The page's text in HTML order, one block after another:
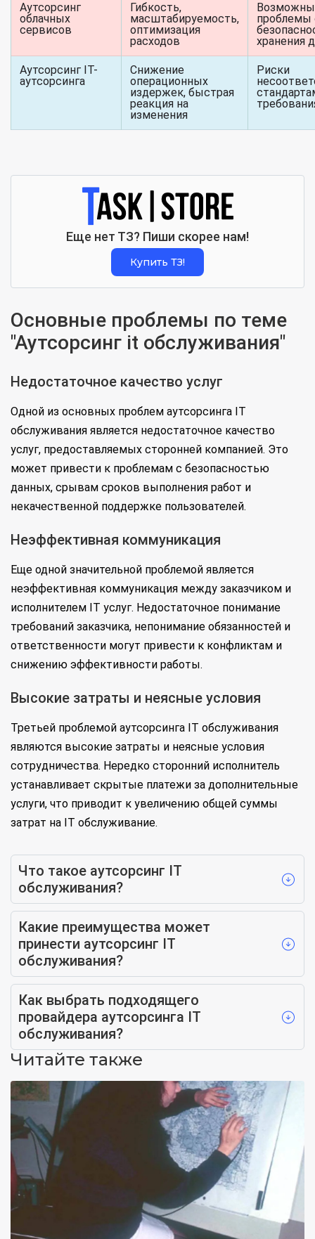
Аутсорсинг
облачных
сервисов
Гибкость,
масштабируемость,
оптимизация
расходов
проблемы
хранения
Аутсорсинг IT-
аутсорсинга
Снижение
операционных
издержек, быстрая
реакция на
изменения
Риски
Еще нет ТЗ? Пиши скорее нам!
Купить ТЗ!
Основные проблемы по теме
"Аутсорсинг it обслуживания"
Недостаточное качество услуг
Одной из основных проблем аутсорсинга IT
обслуживания является недостаточное качество
услуг, предоставляемых сторонней компанией. Это
может привести к проблемам с безопасностью
данных, срывам сроков выполнения работ и
некачественной поддержке пользователей.
Неэффективная коммуникация
Еще одной значительной проблемой является
неэффективная коммуникация между заказчиком и
исполнителем IT услуг. Недостаточное понимание
требований заказчика, непонимание обязанностей и
ответственности могут привести к конфликтам и
снижению эффективности работы.
Высокие затраты и неясные условия
Третьей проблемой аутсорсинга IT обслуживания
являются высокие затраты и неясные условия
сотрудничества. Нередко сторонний исполнитель
устанавливает скрытые платежи за дополнительные
услуги, что приводит к увеличению общей суммы
затрат на IT обслуживание.
Что такое аутсорсинг IT
обслуживания?
Какие преимущества может
принести аутсорсинг IT
обслуживания?
Как выбрать подходящего
провайдера аутсорсинга IT
обслуживания?
Читайте также